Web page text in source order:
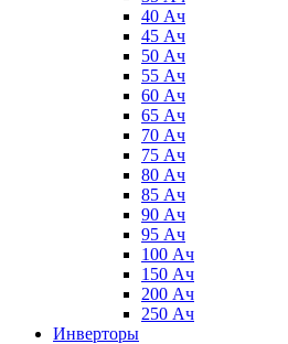
40 Ач
45 Ач
50 Ач
55 Ач
60 Ач
65 Ач
70 Ач
75 Ач
80 Ач
85 Ач
90 Ач
95 Ач
100 Ач
150 Ач
200 Ач
250 Ач
Инверторы